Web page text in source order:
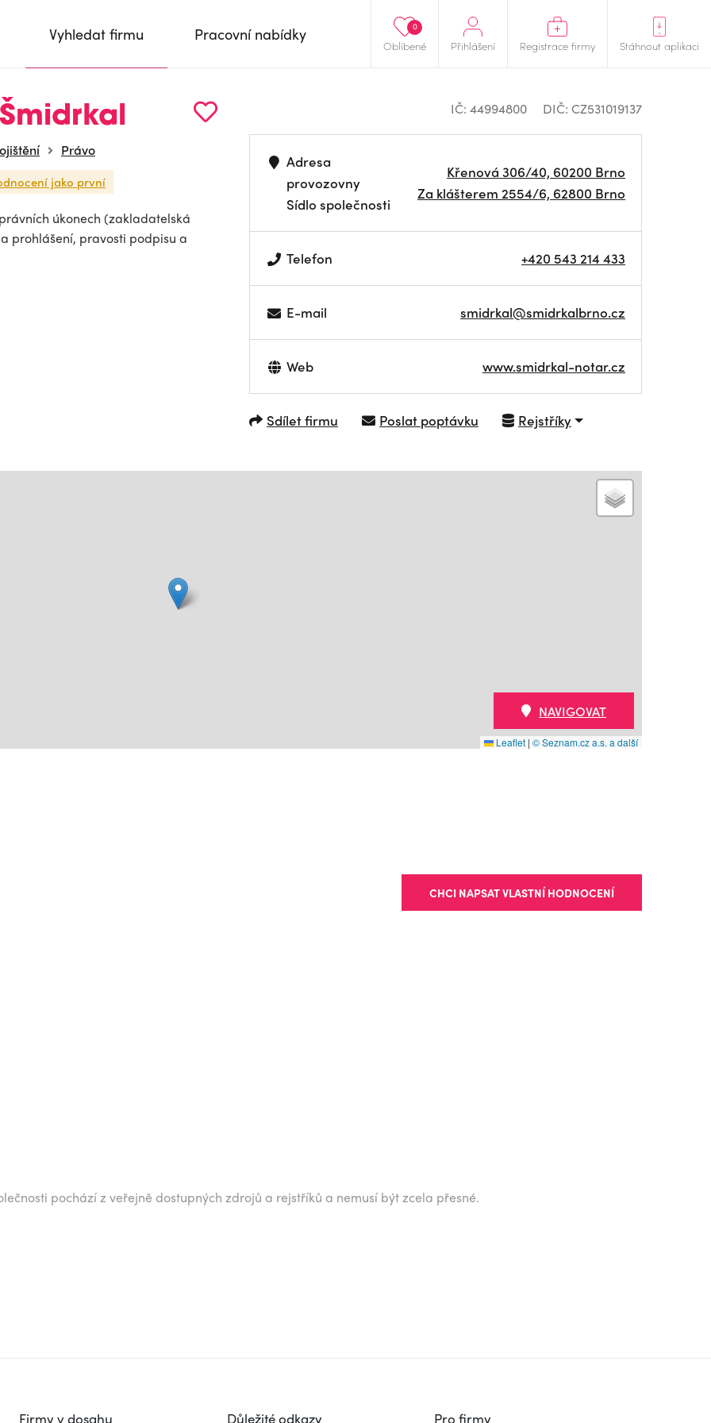
Oblíbené
0
Přihlášení Registrace firmy Stáhnout aplikaci
Vyhledat firmu Pracovní nabídky
Právo
jako první
úkonech (zakladatelská
prohlášení, pravosti podpisu a
IČ: 44994800 DIČ: CZ531019137
Adresa
provozovny
Sídlo společnosti
Křenová 306/40, 60200 Brno
Za klášterem 2554/6, 62800 Brno
Telefon +420 543 214 433
E-mail smidrkal@smidrkalbrno.cz
Web www.smidrkal-notar.cz
Sdílet firmu Poslat poptávku Rejstříky
Leaflet | © Seznam.cz a.s. a další
NAVIGOVAT
CHCI NAPSAT VLASTNÍ HODNOCENÍ
pochází z veřejně dostupných zdrojů a rejstříků a nemusí být zcela přesné.
Firmy v dosahu Důležité odkazy Pro firmy